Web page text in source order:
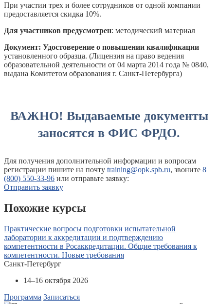
При участии трех и более сотрудников от одной компании
предоставляется скидка 10%.
Для участников предусмотрен: методический материал
Документ: Удостоверение о повышении квалификации
установленного образца. (Лицензия на право ведения
образовательной деятельности от 04 марта 2014 года № 0840,
выдана Комитетом образования г. Санкт-Петербурга)
ВАЖНО! Выдаваемые документы
заносятся в ФИС ФРДО.
Для получения дополнительной информации и вопросам
регистрации пишите на почту training@opk.spb.ru, звоните 8
(800) 550-33-96 или отправьте заявку:
Отправить заявку
Похожие курсы
Практические вопросы подготовки испытательной
лаборатории к аккредитации и подтверждению
компетентности в Росаккредитации. Общие требования к
компетентности. Новые требования
Санкт-Петербург
14–16 октября 2026
Программа Записаться